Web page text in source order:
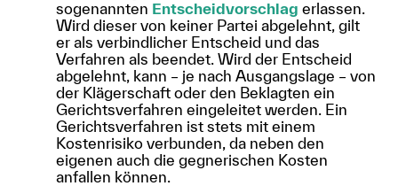
sogenannten Entscheidvorschlag erlassen.
Wird dieser von keiner Partei abgelehnt, gilt
er als verbindlicher Entscheid und das
Verfahren als beendet. Wird der Entscheid
abgelehnt, kann – je nach Ausgangslage – von
der Klägerschaft oder den Beklagten ein
Gerichtsverfahren eingeleitet werden. Ein
Gerichtsverfahren ist stets mit einem
Kostenrisiko verbunden, da neben den
eigenen auch die gegnerischen Kosten
anfallen können.